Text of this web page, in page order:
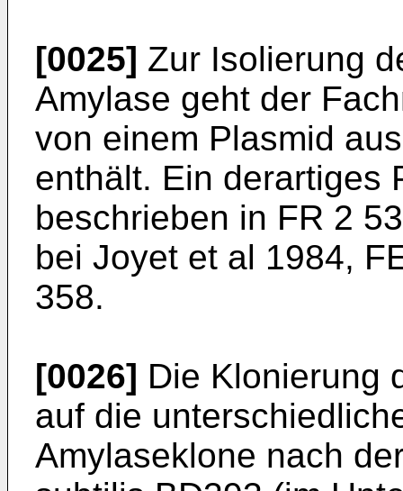
[0025] Zur Isolierung
Amylase geht der
von einem Plasmid
ent­hält. Ein derartiges
beschrieben in FR 2
bei Joyet et al 1984,
358.
[0026] Die Klonierung
auf die
Amylaseklone nach